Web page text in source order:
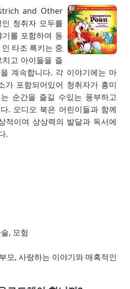
and Other
청취자 모두를
를 포함하여 동
타조 록키는 중
고 아이들을 즐
계속합니다. 각 이야기에는 마
가 포함되어있어 청취자가 흥미
순간을 즐길 수있는 풍부하고
. 오디오 북은 어린이들과 함께
적이며 상상력의 발달과 독서에
.
, 모험
모, 사랑하는 이야기와 매혹적인